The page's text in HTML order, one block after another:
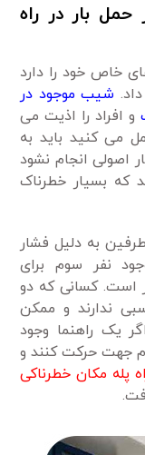
حمل بار در راه
خاص خود را دارد
شیب موجود در
و افراد را اذیت می
می کنید باید به
اصولی انجام نشود
که بسیار خطرناک
به دلیل فشار
نفر سوم برای
است. کسانی که دو
ندارند و ممکن
یک راهنما وجود
جهت حرکت کنند و
پله مکان خطرناکی